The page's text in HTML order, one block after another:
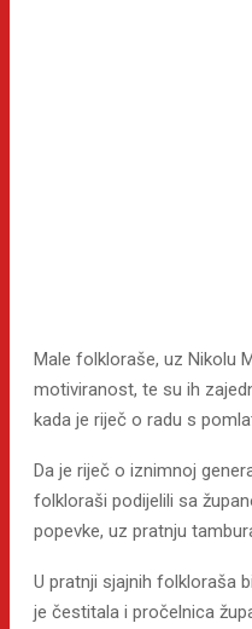
Male folkloraše, uz Nikolu
motiviranost, te su ih
kada je riječ o radu s
Da je riječ o iznimnoj
folkloraši podijelili sa
popevke, uz pratnju
U pratnji sjajnih folkloraša
je čestitala i pročelnica